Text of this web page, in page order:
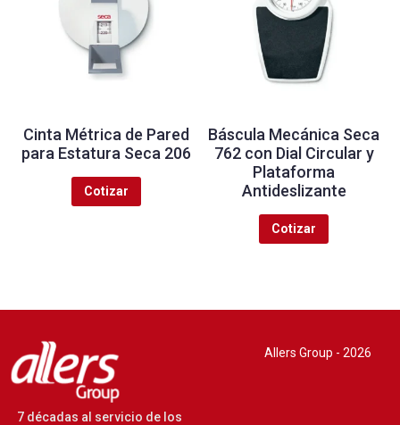
Cinta Métrica de Pared
para Estatura Seca 206
Cotizar
Báscula Mecánica Seca
762 con Dial Circular y
Plataforma
Antideslizante
Cotizar
7 décadas al servicio de los
Allers Group - 2026